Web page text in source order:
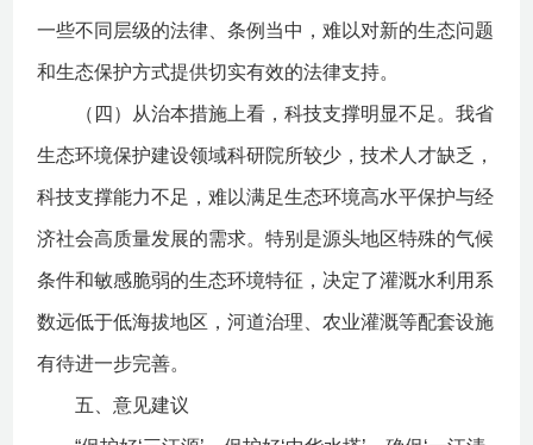
一些不同层级的法律、条例当中，难以对新的生态问题
和生态保护方式提供切实有效的法律支持。
（四）从治本措施上看，科技支撑明显不足。我省
生态环境保护建设领域科研院所较少，技术人才缺乏，
科技支撑能力不足，难以满足生态环境高水平保护与经
济社会高质量发展的需求。特别是源头地区特殊的气候
条件和敏感脆弱的生态环境特征，决定了灌溉水利用系
数远低于低海拔地区，河道治理、农业灌溉等配套设施
有待进一步完善。
五、意见建议